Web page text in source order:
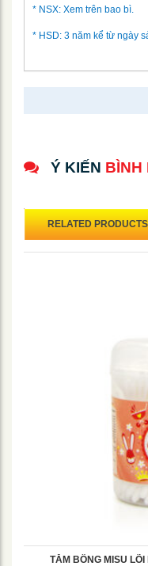
* NSX: Xem trên bao bì.
* HSD: 3 năm kể từ ngày
Ý KIẾN BÌNH
RELATED PRODUCTS
TĂM BÔNG MISU